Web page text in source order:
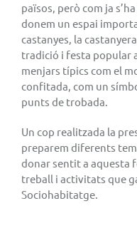
països, però com ja
donem un espai
castanyes, la
tradició i festa popular
menjars típics com el
confitada, com un
punts de trobada.
Un cop realitzada la
preparem diferents
donar sentit a aquesta
treball i activitats que
Sociohabitatge.